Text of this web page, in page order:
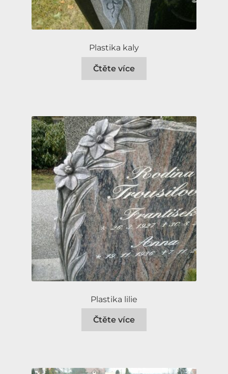
Plastika kaly
Čtěte více
Plastika lilie
Čtěte více